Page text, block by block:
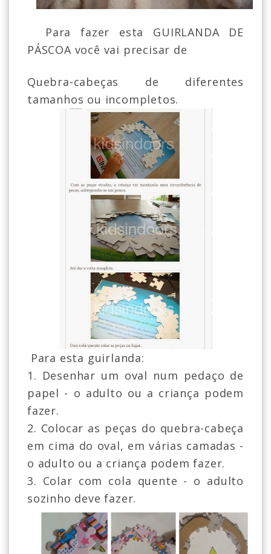
Para fazer esta GUIRLANDA DE
PÁSCOA você vai precisar de
Quebra-cabeças de diferentes
tamanhos ou incompletos.
Para esta guirlanda:
1. Desenhar um oval num pedaço de
papel - o adulto ou a criança podem
fazer.
2. Colocar as peças do quebra-cabeça
em cima do oval, em várias camadas -
o adulto ou a criança podem fazer.
3. Colar com cola quente - o adulto
sozinho deve fazer.